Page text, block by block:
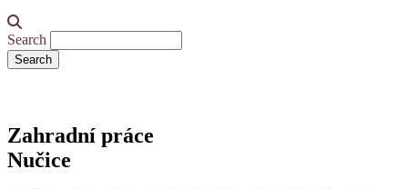
Search
Zahradní práce
Nučice